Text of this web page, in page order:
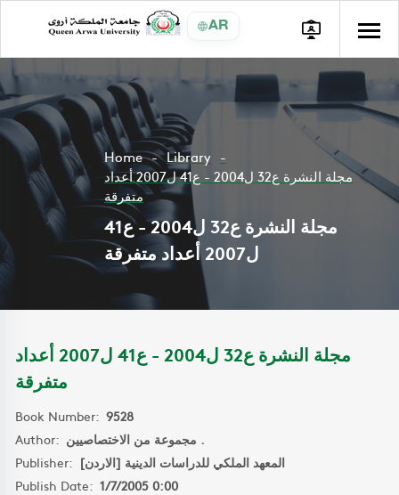
AR
Home
Library
مجلة النشرة ع32 ل2004 - ع41 ل2007 أعداد
متفرقة
مجلة النشرة ع32 ل2004 - ع41
ل2007 أعداد متفرقة
مجلة النشرة ع32 ل2004 - ع41 ل2007 أعداد
متفرقة
Book Number: 9528
Author:
مجموعة من الاختصاصيين .
Publisher: المعهد الملكي للدراسات الدينية [الاردن]
Publish Date: 1/7/2005 0:00